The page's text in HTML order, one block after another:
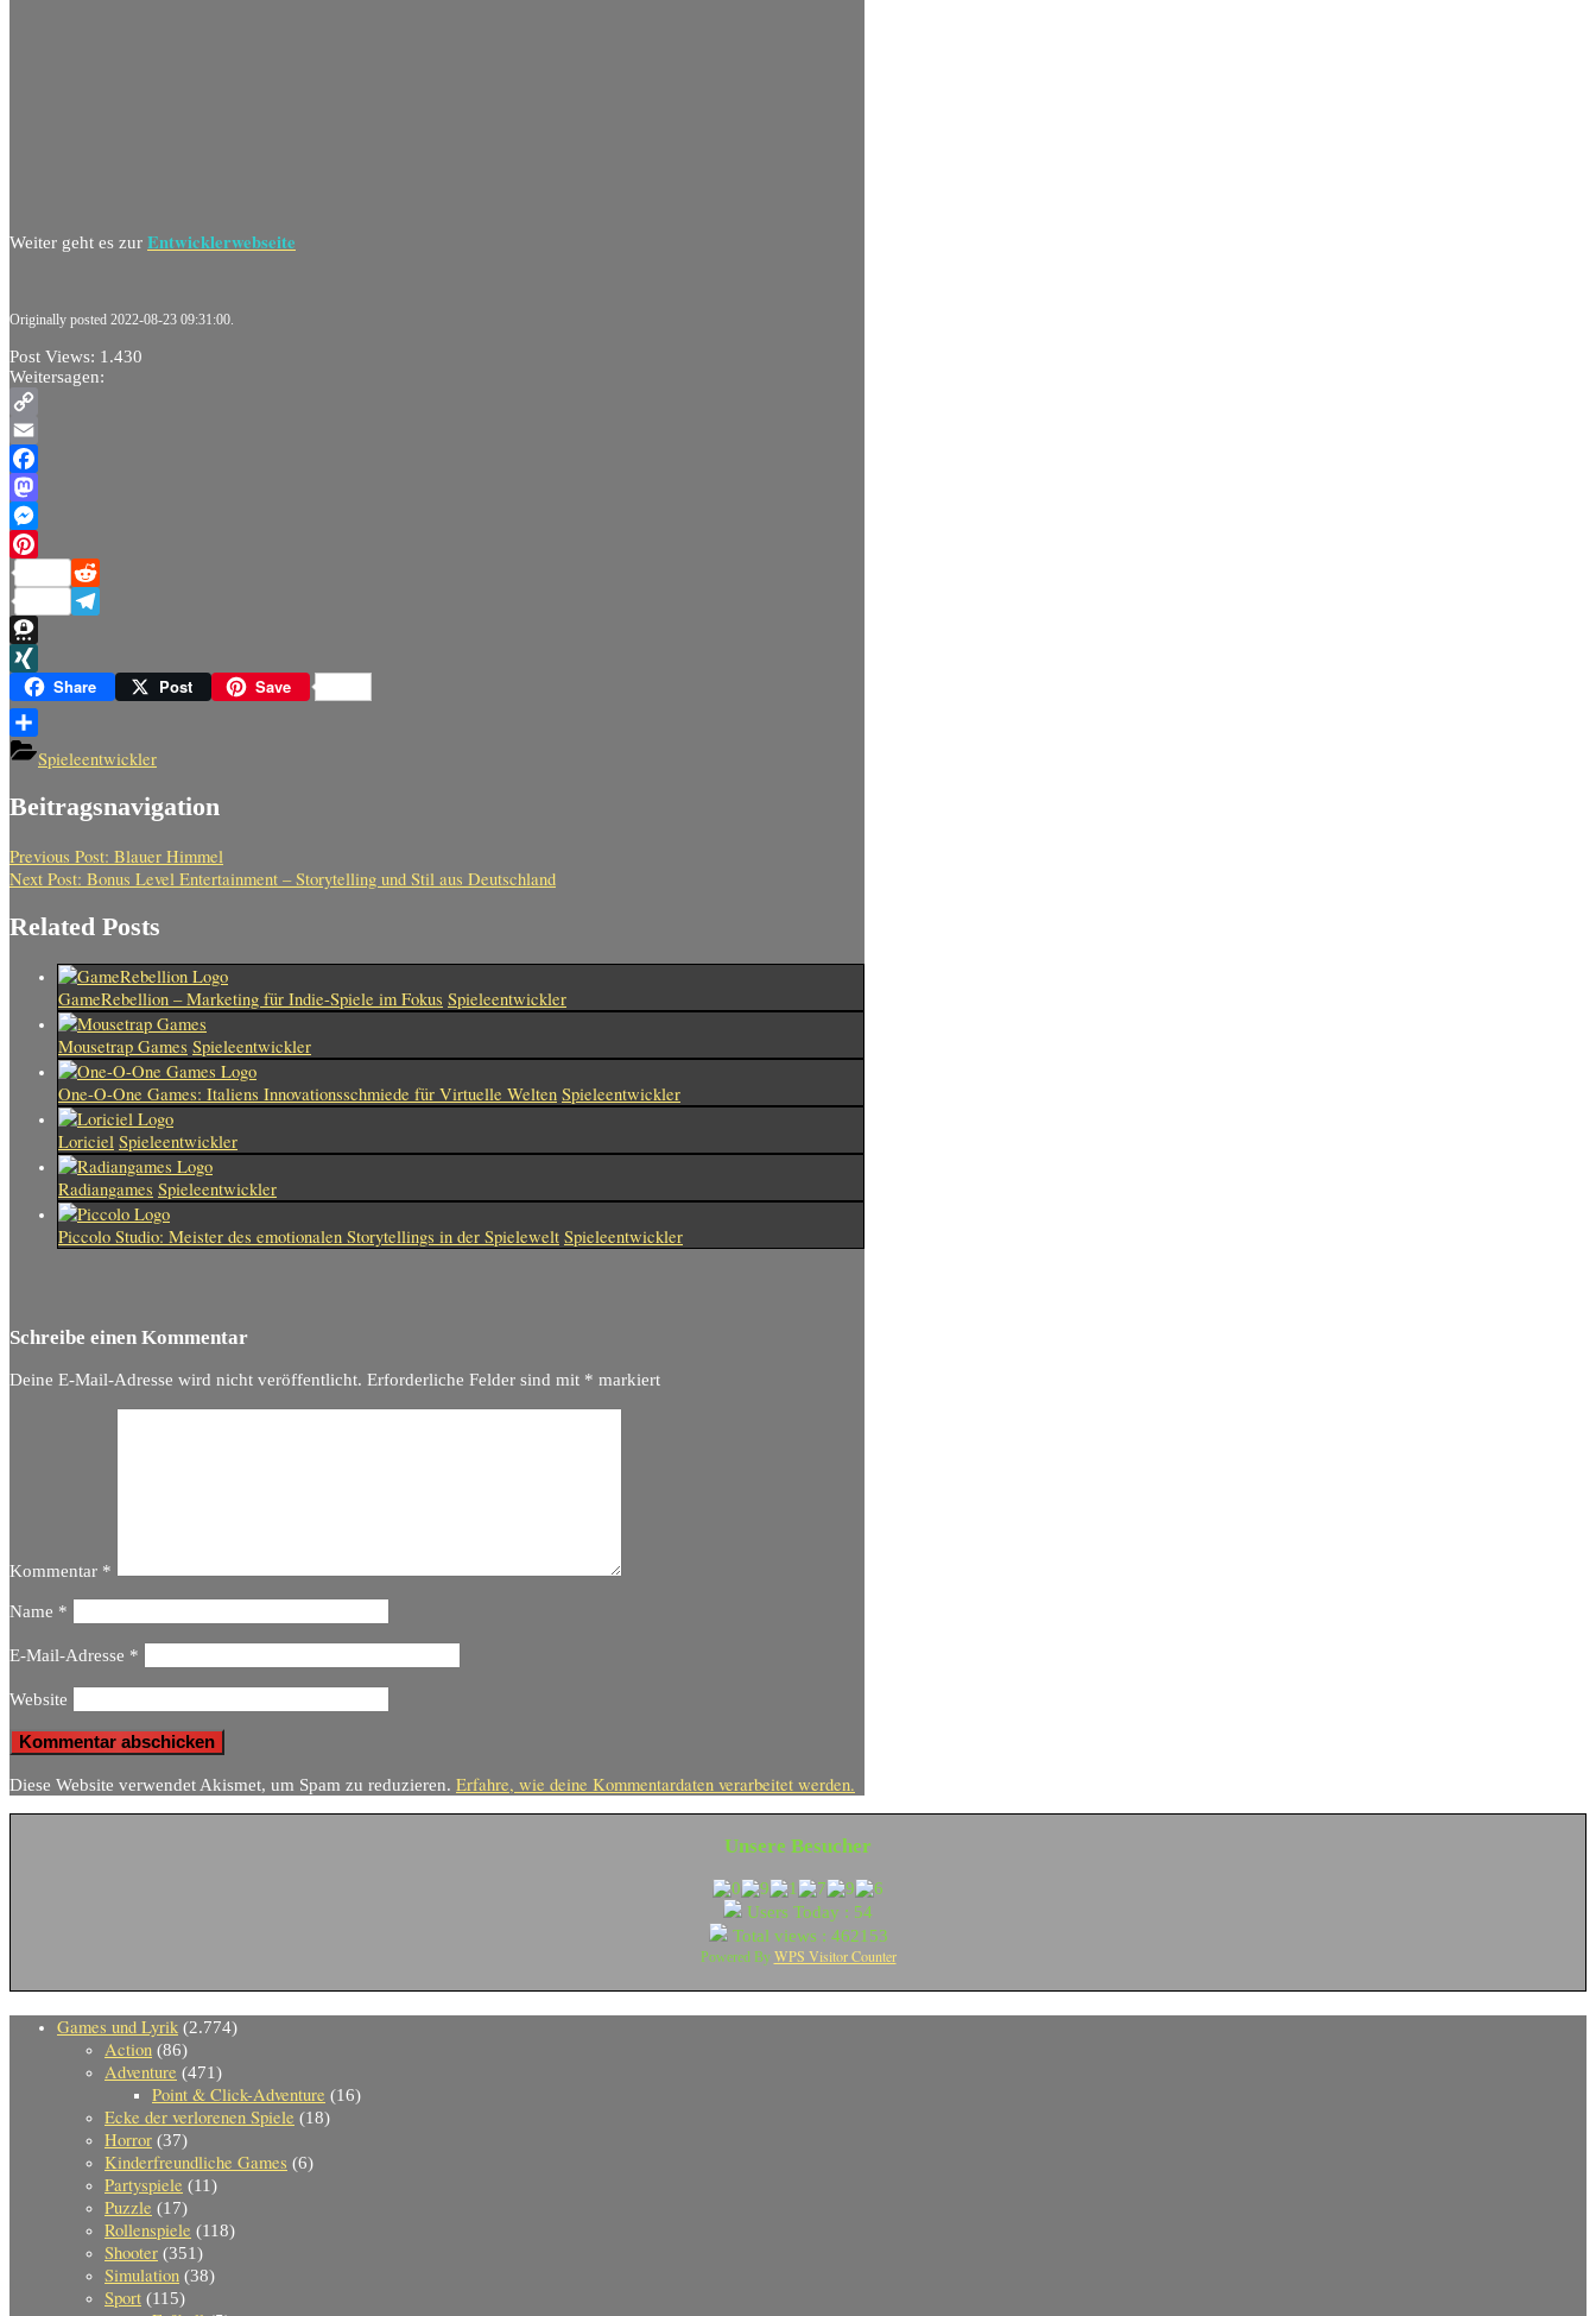
Weiter geht es zur Entwicklerwebseite
Originally posted 2022-08-23 09:31:00.
Post Views: 1.430
Weitersagen:
Copy
Link
Email
Facebook
Mastodon
Messenger
Pinterest
Reddit
Telegram
Threema
XINGShare Post Save
TeilenSpieleentwickler
Beitragsnavigation
Previous Post: Blauer Himmel
Next Post: Bonus Level Entertainment – Storytelling und Stil aus Deutschland
Related Posts
GameRebellion – Marketing für Indie-Spiele im Fokus Spieleentwickler
Mousetrap Games Spieleentwickler
One-O-One Games: Italiens Innovationsschmiede für Virtuelle Welten Spieleentwickler
Loriciel Spieleentwickler
Radiangames Spieleentwickler
Piccolo Studio: Meister des emotionalen Storytellings in der Spielewelt Spieleentwickler
Schreibe einen Kommentar
Deine E-Mail-Adresse wird nicht veröffentlicht. Erforderliche Felder sind mit * markiert
Kommentar *
Name *
E-Mail-Adresse *
Website
Diese Website verwendet Akismet, um Spam zu reduzieren. Erfahre, wie deine Kommentardaten verarbeitet werden.
Unsere Besucher
Users Today : 54
Total views : 462153
Powered By WPS Visitor Counter
Games und Lyrik (2.774)
Action (86)
Adventure (471)
Point & Click-Adventure (16)
Ecke der verlorenen Spiele (18)
Horror (37)
Kinderfreundliche Games (6)
Partyspiele (11)
Puzzle (17)
Rollenspiele (118)
Shooter (351)
Simulation (38)
Sport (115)